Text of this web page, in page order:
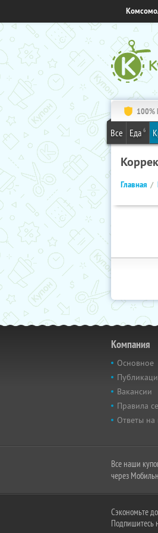
100%
Все Еда 6
Главная
Компания
Основное
Вакансии
Правила
Ответы на
Все наши
через
Сэкономьте
Подпишитесь